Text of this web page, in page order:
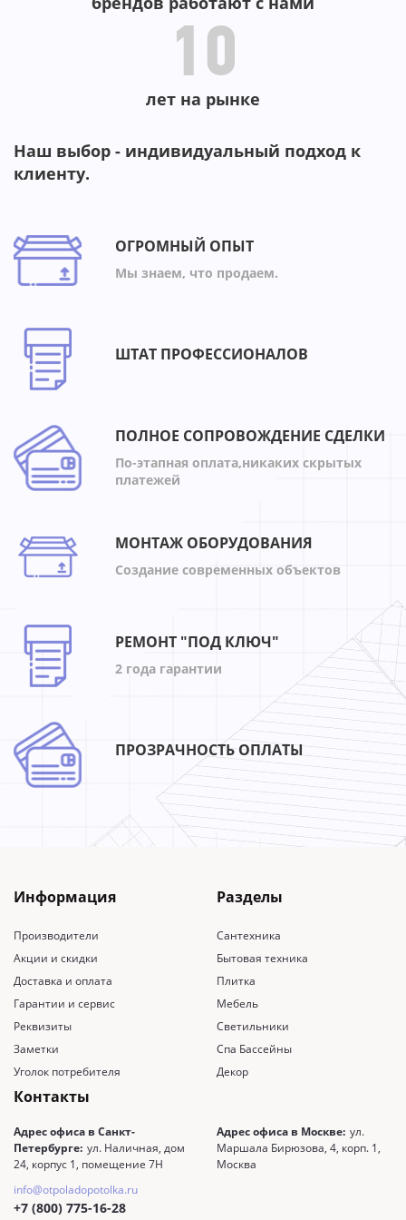
10
лет на рынке
Наш выбор - индивидуальный подход к
клиенту.
ОГРОМНЫЙ ОПЫТ
Мы знаем, что продаем.
ШТАТ ПРОФЕССИОНАЛОВ
ПОЛНОЕ СОПРОВОЖДЕНИЕ СДЕЛКИ
По-этапная оплата,никаких скрытых
платежей
МОНТАЖ ОБОРУДОВАНИЯ
Создание современных объектов
РЕМОНТ "ПОД КЛЮЧ"
2 года гарантии
ПРОЗРАЧНОСТЬ ОПЛАТЫ
Информация
Производители
Акции и скидки
Доставка и оплата
Гарантии и сервис
Реквизиты
Заметки
Уголок потребителя
Разделы
Сантехника
Бытовая техника
Плитка
Мебель
Светильники
Спа Бассейны
Декор
Контакты
Адрес офиса в Санкт-
Петербурге: ул. Наличная, дом
24, корпус 1, помещение 7Н
Адрес офиса в Москве: ул.
Маршала Бирюзова, 4, корп. 1,
Москва
info@otpoladopotolka.ru
+7 (800) 775-16-28